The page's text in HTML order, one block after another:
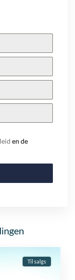
en de
Til salgs